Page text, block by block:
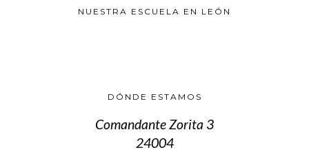
NUESTRA ESCUELA EN LEÓN
DÓNDE ESTAMOS
Comandante Zorita 3
24004